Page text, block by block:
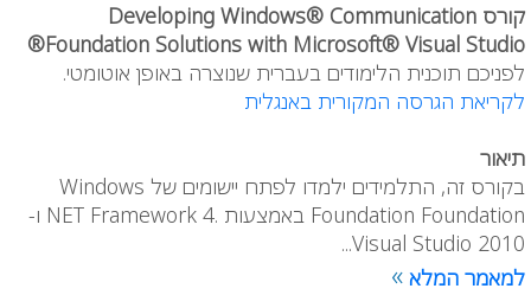
קורס Developing Windows® Communication
Foundation Solutions with Microsoft® Visual Studio®
לפניכם תוכנית הלימודים בעברית שנוצרה באופן אוטומטי.
לקריאת הגרסה המקורית באנגלית
תיאור
בקורס זה, התלמידים ילמדו לפתח יישומים של Windows
Foundation Foundation באמצעות .NET Framework 4 ו-
Visual Studio 2010...
למאמר המלא »